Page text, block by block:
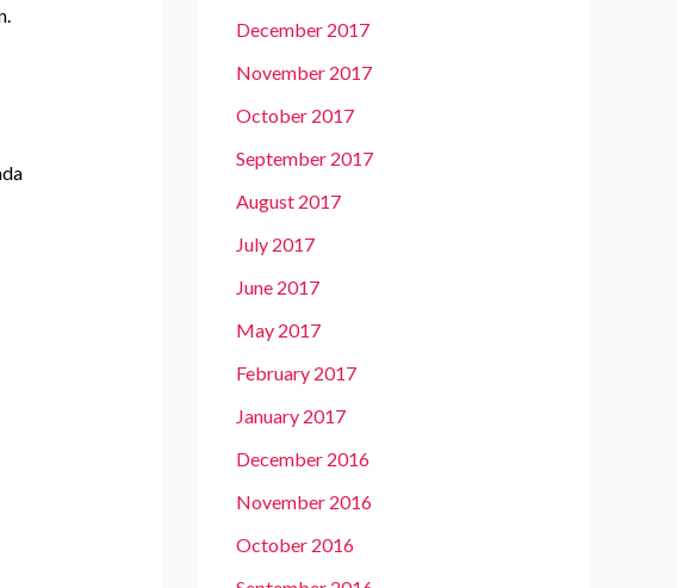
December 2017
November 2017
October 2017
September 2017
August 2017
July 2017
June 2017
May 2017
February 2017
January 2017
December 2016
November 2016
October 2016